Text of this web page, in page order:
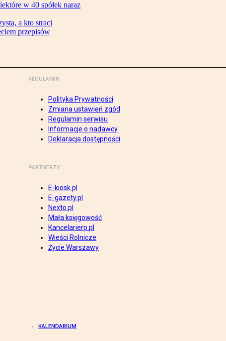
w 40 spółek naraz
a kto straci
przepisów
REGULAMIN
Polityka Prywatności
Zmiana ustawień zgód
Regulamin serwisu
Informacje o nadawcy
Deklaracja dostępności
PARTNERZY
E-kiosk.pl
E-gazety.pl
Nexto.pl
Mała księgowość
Kancelarierp.pl
Wieści Rolnicze
Życie Warszawy
KALENDARIUM